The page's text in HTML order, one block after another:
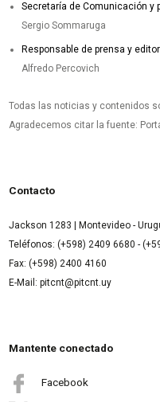
Secretaría de Comunicación y
Sergio Sommaruga
Responsable de prensa y
Alfredo Percovich
Todas las noticias y contenidos
Agradecemos citar la fuente:
Contacto
Jackson 1283 | Montevideo -
Teléfonos: (+598) 2409 6680 -
Fax: (+598) 2400 4160
E-Mail: pitcnt@pitcnt.uy
Mantente conectado
Facebook